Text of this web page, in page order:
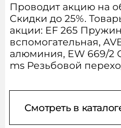
Проводит акцию на
Скидки до 25%.
акции: EF 265
вспомогательная,
алюминия, EW 669/2
ms Резьбовой
Смотреть в
Заполните
перезвоним
Сообщить о
товара
Подпишитесь
чтобы не
и новые товары